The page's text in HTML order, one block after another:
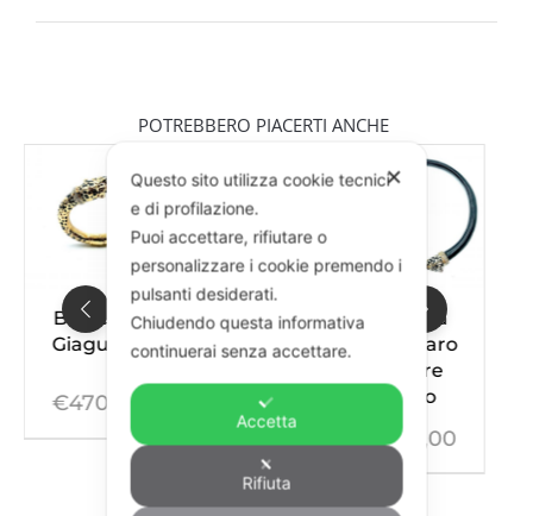
POTREBBERO PIACERTI ANCHE
Bracciale
Giaguaro
€470,00
Anello
Giaguaro
Nero
€230,00
Collana
Giaguaro
Colore
Nero
€505,00
✕
Questo sito utilizza cookie tecnici
e di profilazione.
Puoi accettare, rifiutare o
personalizzare i cookie premendo i
pulsanti desiderati.
Chiudendo questa informativa
continuerai senza accettare.
Accetta
Rifiuta